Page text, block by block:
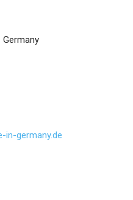
Germany
in-germany.de